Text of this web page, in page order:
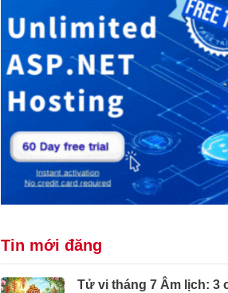
Tin mới đăng
Tử vi tháng 7 Âm lịch: 3